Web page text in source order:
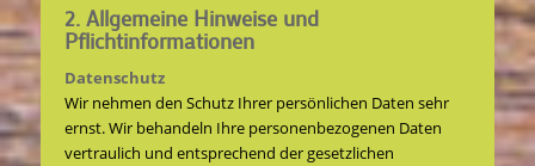
2. Allgemeine Hinweise und
Pflichtinformationen
Datenschutz
Wir nehmen den Schutz Ihrer persönlichen Daten sehr
ernst. Wir behandeln Ihre personenbezogenen Daten
vertraulich und entsprechend der gesetzlichen